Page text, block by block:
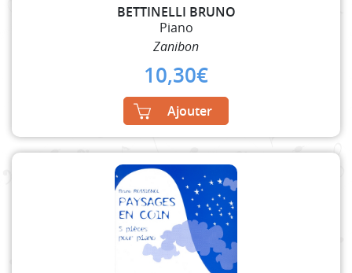
BETTINELLI BRUNO
Piano
Zanibon
10,30€
Ajouter